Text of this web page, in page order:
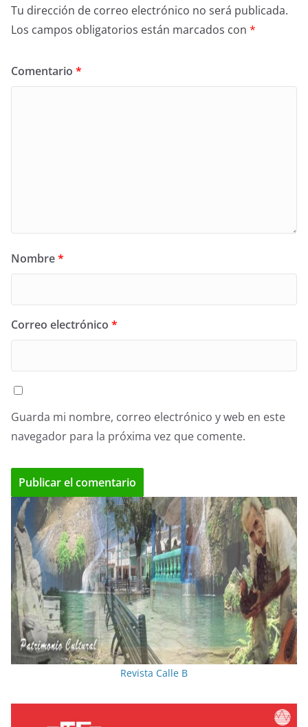
Tu dirección de correo electrónico no será publicada.
Los campos obligatorios están marcados con *
Comentario *
Nombre*
Correo electrónico *
Guarda mi nombre, correo electrónico y web en este
navegador para la próxima vez que comente.
Revista Calle B